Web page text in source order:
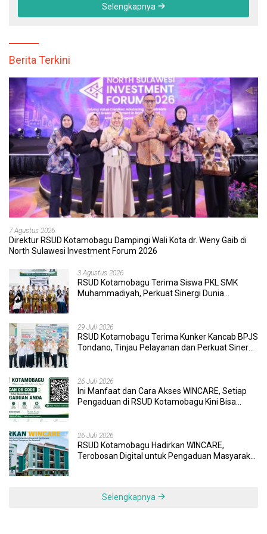
Selengkapnya
Berita Terkini
7 Agustus 2026
Direktur RSUD Kotamobagu Dampingi Wali Kota dr. Weny Gaib di
North Sulawesi Investment Forum 2026
3 Agustus 2026
RSUD Kotamobagu Terima Siswa PKL SMK
Muhammadiyah, Perkuat Sinergi Dunia
29 Juli 2026
RSUD Kotamobagu Terima Kunker Kancab BPJS
Tondano, Tinjau Pelayanan dan Perkuat Sinergi
26 Juli 2026
Ini Manfaat dan Cara Akses WINCARE, Setiap
Pengaduan di RSUD Kotamobagu Kini Bisa
26 Juli 2026
RSUD Kotamobagu Hadirkan WINCARE,
Terobosan Digital untuk Pengaduan Masyarakat
Selengkapnya